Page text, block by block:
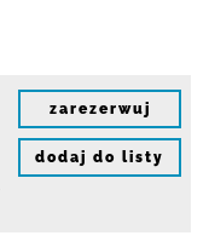
zarezerwuj
dodaj do listy